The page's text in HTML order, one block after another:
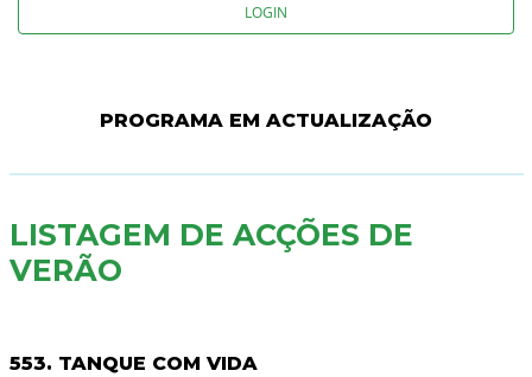
LOGIN
PROGRAMA EM ACTUALIZAÇÃO
LISTAGEM DE ACÇÕES DE
VERÃO
553. TANQUE COM VIDA